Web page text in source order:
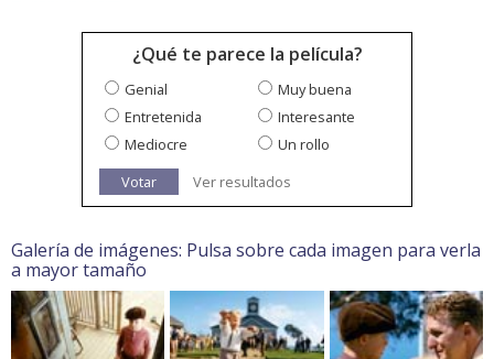
¿Qué te parece la película?
Genial
Muy buena
Entretenida
Interesante
Mediocre
Un rollo
Votar
Ver resultados
Galería de imágenes: Pulsa sobre cada imagen para verla
a mayor tamaño